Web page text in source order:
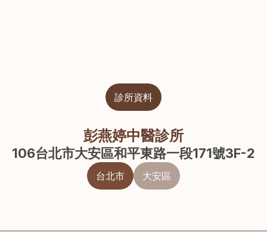
診所資料
彭燕婷中醫診所
106台北市大安區和平東路一段171號3F-2
台北市 大安區